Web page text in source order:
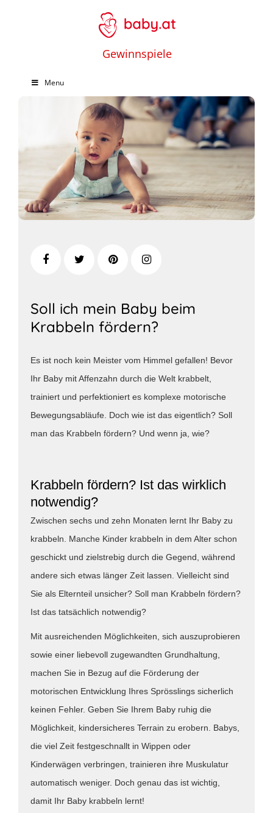
Gewinnspiele
Menu
Soll ich mein Baby beim
Krabbeln fördern?
Es ist noch kein Meister vom Himmel gefallen! Bevor
Ihr Baby mit Affenzahn durch die Welt krabbelt,
trainiert und perfektioniert es komplexe motorische
Bewegungsabläufe. Doch wie ist das eigentlich? Soll
man das Krabbeln fördern? Und wenn ja, wie?
Krabbeln fördern? Ist das wirklich
notwendig?
Zwischen sechs und zehn Monaten lernt Ihr Baby zu
krabbeln. Manche Kinder krabbeln in dem Alter schon
geschickt und zielstrebig durch die Gegend, während
andere sich etwas länger Zeit lassen. Vielleicht sind
Sie als Elternteil unsicher? Soll man Krabbeln fördern?
Ist das tatsächlich notwendig?
Mit ausreichenden Möglichkeiten, sich auszuprobieren
sowie einer liebevoll zugewandten Grundhaltung,
machen Sie in Bezug auf die Förderung der
motorischen Entwicklung Ihres Sprösslings sicherlich
keinen Fehler. Geben Sie Ihrem Baby ruhig die
Möglichkeit, kindersicheres Terrain zu erobern. Babys,
die viel Zeit festgeschnallt in Wippen oder
Kinderwägen verbringen, trainieren ihre Muskulatur
automatisch weniger. Doch genau das ist wichtig,
damit Ihr Baby krabbeln lernt!